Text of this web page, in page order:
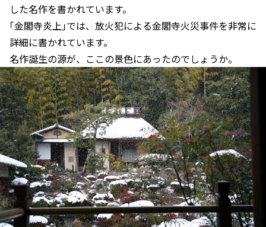
した名作を書かれています。
｢金閣寺炎上｣では、放火犯による金閣寺火災事件を非常に
詳細に書かれています。
名作誕生の源が、ここの景色にあったのでしょうか。